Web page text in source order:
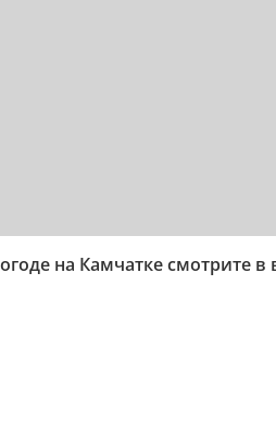
на Камчатке смотрите в